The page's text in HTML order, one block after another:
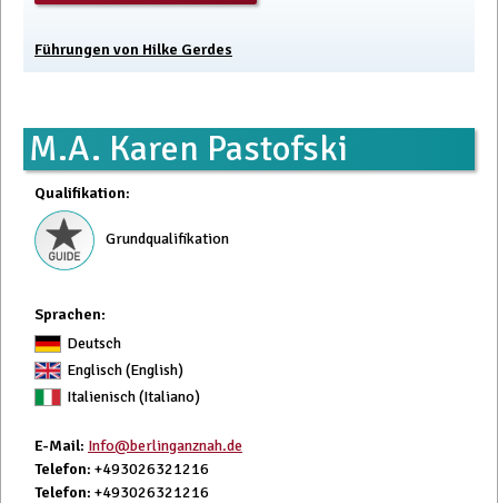
Führungen von Hilke Gerdes
M.A. Karen Pastofski
Qualifikation:
Grundqualifikation
Sprachen:
Deutsch
Englisch (English)
Italienisch (Italiano)
E-Mail: Info@berlinganznah.de
Telefon: +493026321216
Telefon: +493026321216